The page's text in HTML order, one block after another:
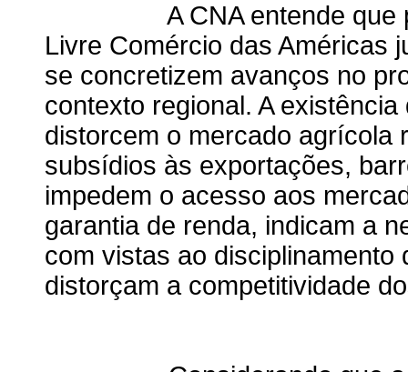
A CNA entende que
Livre Comércio das Américas
se concretizem avanços no
contexto regional. A
distorcem o mercado agrícola
subsídios às exportações,
impedem o acesso aos
garantia de renda, indicam a
com vistas ao
distorçam a competitividade